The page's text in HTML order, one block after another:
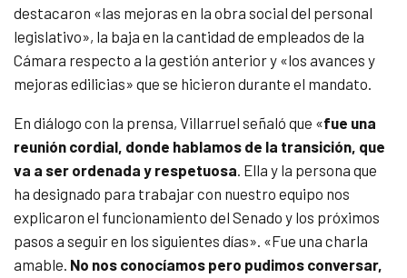
destacaron «las mejoras en la obra social del personal
legislativo», la baja en la cantidad de empleados de la
Cámara respecto a la gestión anterior y «los avances y
mejoras edilicias» que se hicieron durante el mandato.
En diálogo con la prensa, Villarruel señaló que «fue una
reunión cordial, donde hablamos de la transición, que
va a ser ordenada y respetuosa. Ella y la persona que
ha designado para trabajar con nuestro equipo nos
explicaron el funcionamiento del Senado y los próximos
pasos a seguir en los siguientes días». «Fue una charla
amable. No nos conocíamos pero pudimos conversar,